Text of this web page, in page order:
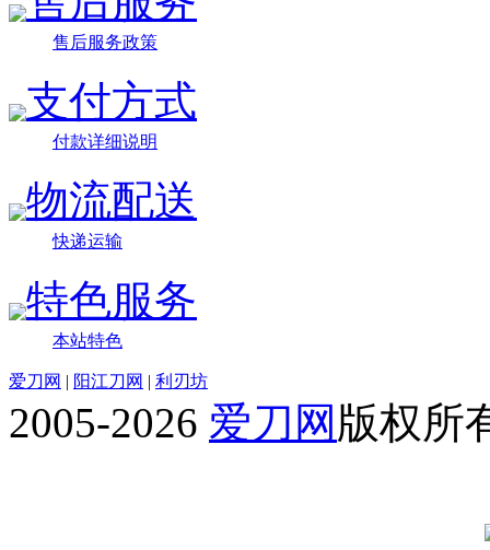
售后服务政策
支付方式
付款详细说明
物流配送
快递运输
特色服务
本站特色
爱刀网 | 阳江刀网 | 利刃坊
2005-2026 爱刀网 版权所